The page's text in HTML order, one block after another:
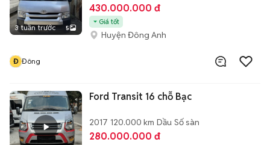
3 tuần trước 5
430.000.000 đ
Giá tốt
Huyện Đông Anh
Đ Đông
Ford Transit 16 chỗ Bạc
2017 120.000 km Dầu Số sàn
280.000.000 đ